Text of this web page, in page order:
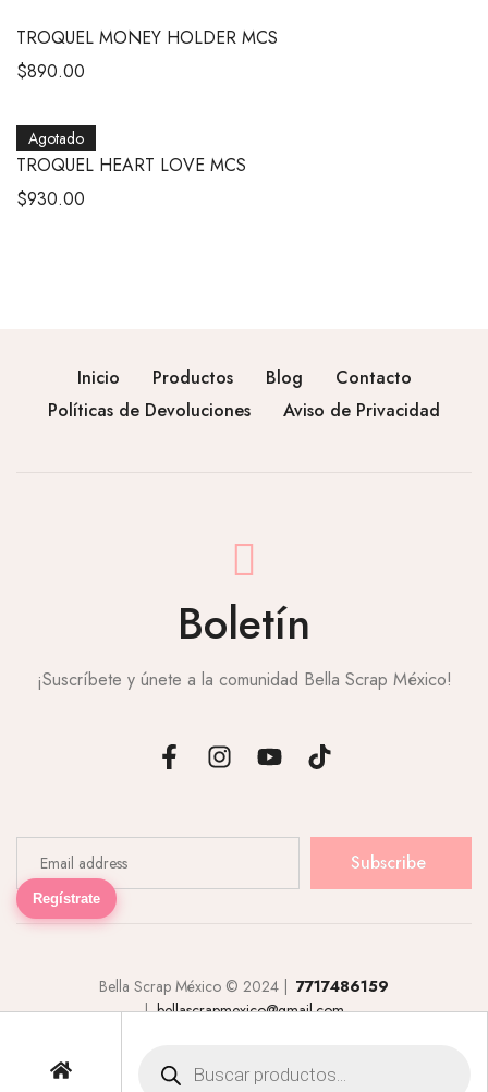
TROQUEL MONEY HOLDER MCS
$890.00
Agotado
TROQUEL HEART LOVE MCS
$930.00
Inicio Productos Blog
Contacto
Políticas de Devoluciones
Aviso de Privacidad
Boletín
¡Suscríbete y únete a la comunidad Bella Scrap México!
Subscribe
Bella Scrap México © 2024 | 7717486159
|bellascrapmexico@gmail.com
Regístrate